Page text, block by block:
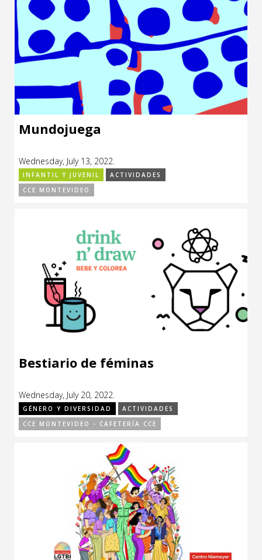
Mundojuega
Wednesday, July 13, 2022.
INFANTIL Y JUVENIL
ACTIVIDADES
CCE MONTEVIDEO
Bestiario de féminas
Wednesday, July 20, 2022.
GÉNERO Y DIVERSIDAD
ACTIVIDADES
CCE MONTEVIDEO - CAFETERÍA CCE